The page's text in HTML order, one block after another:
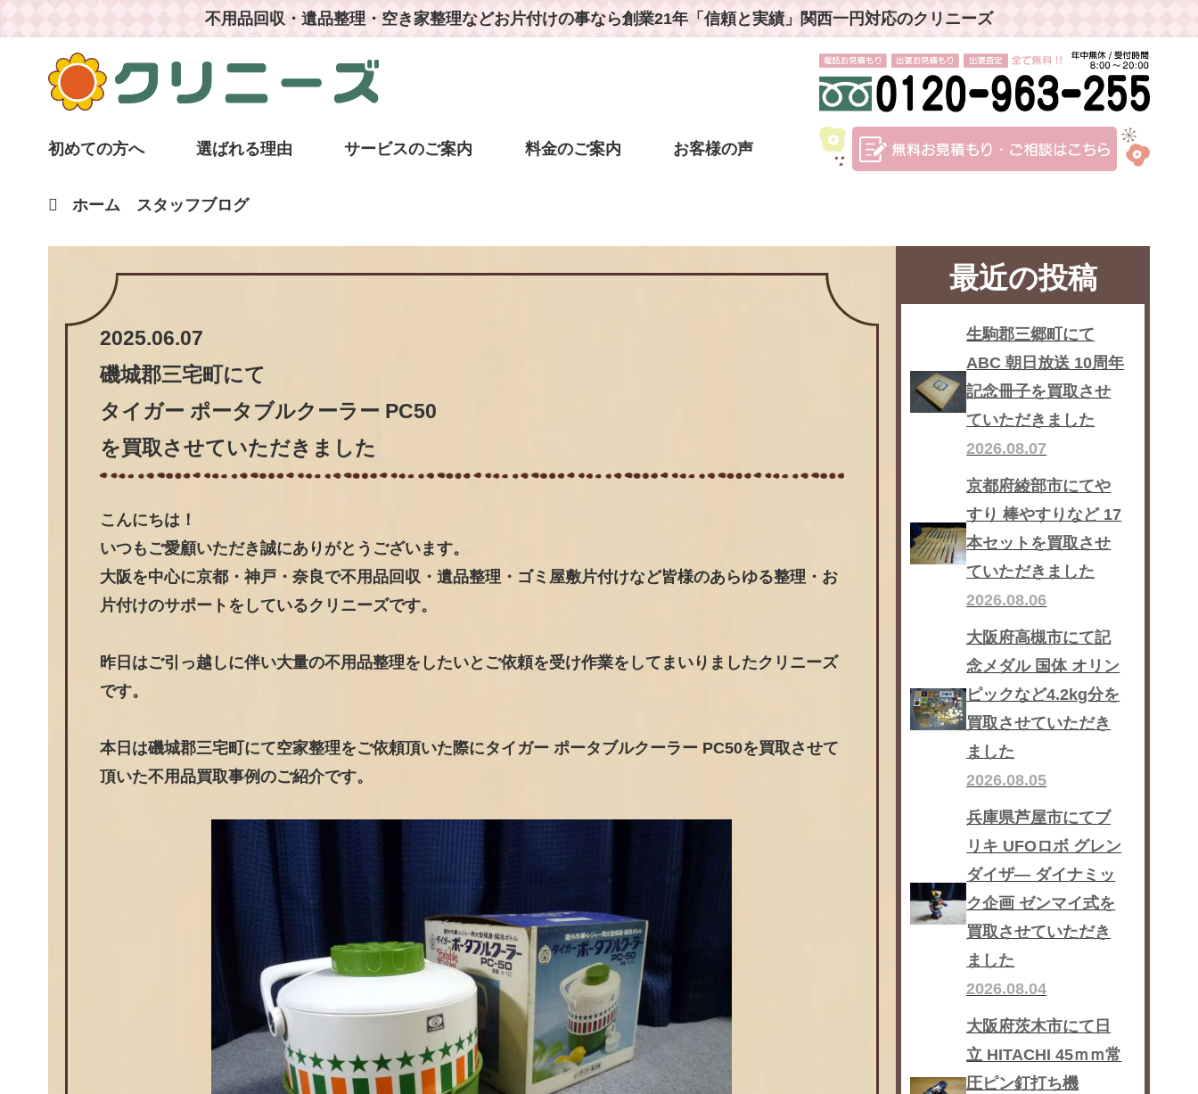
不用品回収・遺品整理・空き家整理などお片付けの事なら創業21年「信頼と実績」関西一円対応のクリニーズ
初めての方へ 選ばれる理由 サービスのご案内 料金のご案内 お客様の声
ホーム スタッフブログ
2025.06.07
磯城郡三宅町にて
タイガー ポータブルクーラー PC50
を買取させていただきました
こんにちは！
いつもご愛顧いただき誠にありがとうございます。
大阪を中心に京都・神戸・奈良で不用品回収・遺品整理・ゴミ屋敷片付けなど皆様のあらゆる整理・お
片付けのサポートをしているクリニーズです。
昨日はご引っ越しに伴い大量の不用品整理をしたいとご依頼を受け作業をしてまいりましたクリニーズ
です。
本日は磯城郡三宅町にて空家整理をご依頼頂いた際にタイガー ポータブルクーラー PC50を買取させて
頂いた不用品買取事例のご紹介です。
最近の投稿
生駒郡三郷町にて
ABC 朝日放送 10周年
記念冊子を買取させ
ていただきました
2026.08.07
京都府綾部市にてや
すり 棒やすりなど 17
本セットを買取させ
ていただきました
2026.08.06
大阪府高槻市にて記
念メダル 国体 オリン
ピックなど4.2kg分を
買取させていただき
ました
2026.08.05
兵庫県芦屋市にてブ
リキ UFOロボ グレン
ダイザ― ダイナミッ
ク企画 ゼンマイ式を
買取させていただき
ました
2026.08.04
大阪府茨木市にて日
立 HITACHI 45ｍｍ常
圧ピン釘打ち機